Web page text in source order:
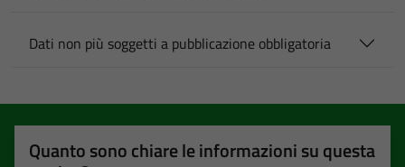
Dati non più soggetti a pubblicazione obbligatoria
Quanto sono chiare le informazioni su questa